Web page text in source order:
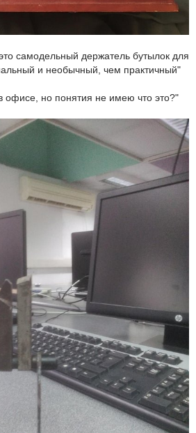
самодельный держатель бутылок для
и необычный, чем практичный"
офисе, но понятия не имею что это?"